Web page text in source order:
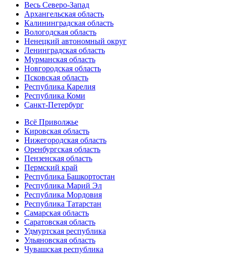
Весь Северо-Запад
Архангельская область
Калининградская область
Вологодская область
Ненецкий автономный округ
Ленинградская область
Мурманская область
Новгородская область
Псковская область
Республика Карелия
Республика Коми
Санкт-Петербург
Всё Приволжье
Кировская область
Нижегородская область
Оренбургская область
Пензенская область
Пермский край
Республика Башкортостан
Республика Марий Эл
Республика Мордовия
Республика Татарстан
Самарская область
Саратовская область
Удмуртская республика
Ульяновская область
Чувашская республика